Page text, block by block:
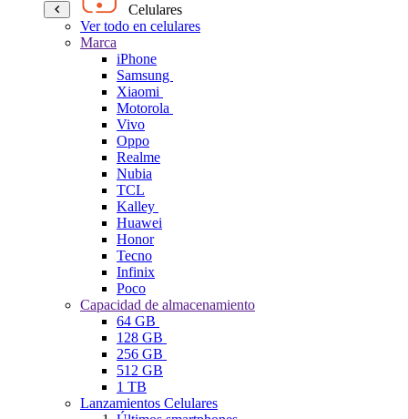
Celulares
Ver todo en celulares
Marca
iPhone
Samsung
Xiaomi
Motorola
Vivo
Oppo
Realme
Nubia
TCL
Kalley
Huawei
Honor
Tecno
Infinix
Poco
Capacidad de almacenamiento
64 GB
128 GB
256 GB
512 GB
1 TB
Lanzamientos Celulares